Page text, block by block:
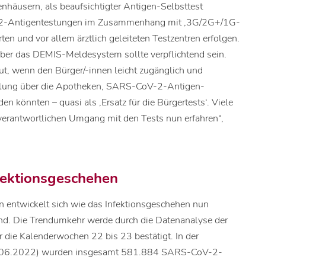
als beaufsichtigter Antigen-Selbsttest
Antigentestungen im Zusammenhang mit ‚3G/2G+/1G-
und vor allem ärztlich geleiteten Testzentren erfolgen.
das DEMIS-Meldesystem sollte verpflichtend sein.
wenn den Bürger/-innen leicht zugänglich und
über die Apotheken, SARS-CoV-2-Antigen-
könnten – quasi als ‚Ersatz für die Bürgertests‘. Viele
Umgang mit den Tests nun erfahren“,
entwickelt sich wie das Infektionsgeschehen nun
Die Trendumkehr werde durch die Datenanalyse der
Kalenderwochen 22 bis 23 bestätigt. In der
wurden insgesamt 581.884 SARS-CoV-2-